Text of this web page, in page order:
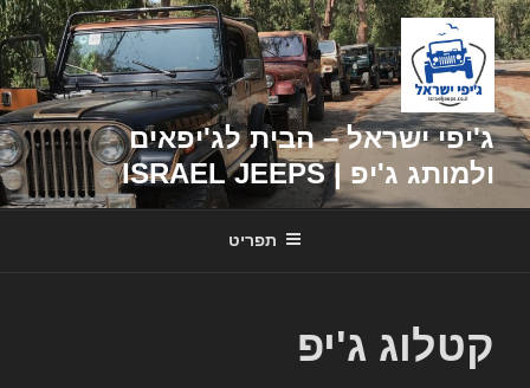
דילוג
לתוכן
ג'יפי ישראל – הבית לג'יפאים
ולמותג ג'יפ | ISRAEL JEEPS
תפריט
קטלוג ג'יפ